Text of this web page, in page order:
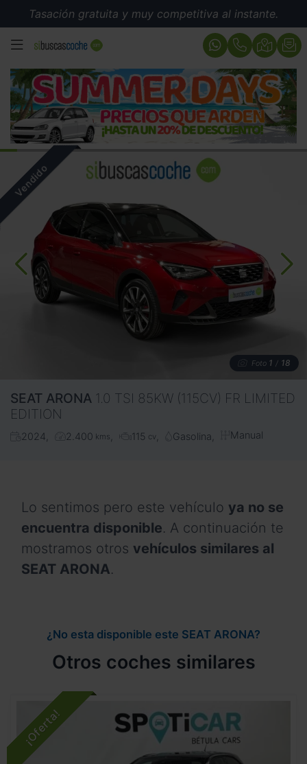
Tasación gratuita y muy competitiva al instante.
MENÚ
Foto 1 / 18
SEAT ARONA 1.0 TSI 85KW (115CV) FR LIMITED
EDITION
2024 2.400 kms 115 cv Gasolina Manual
Lo sentimos pero este vehículo ya no se
encuentra disponible. A continuación te
mostramos otros vehículos similares al
SEAT ARONA.
¿No esta disponible este SEAT ARONA?
Otros coches similares